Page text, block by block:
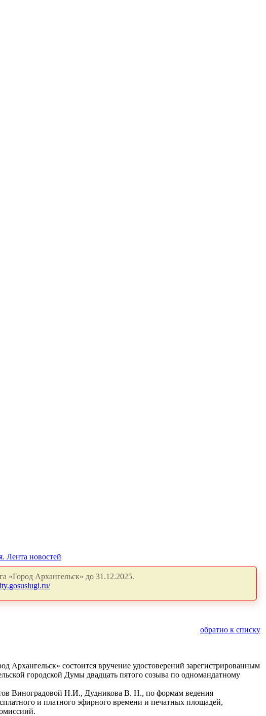
Лента новостей
«Город Архангельск» до 31.12.2025.
обратно к списку
Архангельск» состоится вручение удостоверений зарегистрированным
городской Думы двадцать пятого созыва по одномандатному
Виноградовой Н.И., Дудникова В. Н., по формам ведения
и платного эфирного времени и печатных площадей,